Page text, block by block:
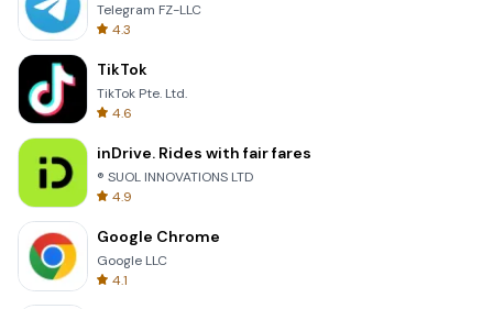
Telegram FZ-LLC
4.3
TikTok
TikTok Pte. Ltd.
4.6
inDrive. Rides with fair fares
® SUOL INNOVATIONS LTD
4.9
Google Chrome
Google LLC
4.1